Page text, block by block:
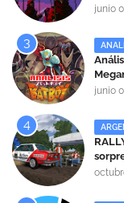
junio
junio